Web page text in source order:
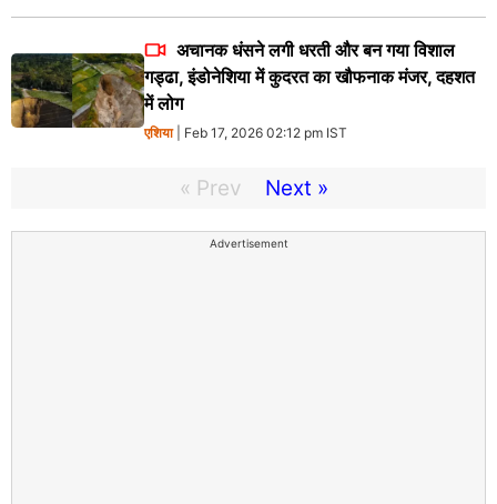
अचानक धंसने लगी धरती और बन गया विशाल
गड्ढा, इंडोनेशिया में कुदरत का खौफनाक मंजर, दहशत
में लोग
एशिया| Feb 17, 2026 02:12 pm IST
« Prev Next »
Advertisement